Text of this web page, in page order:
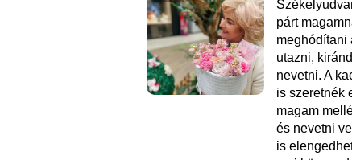
párt
meghódítani
utazni,
nevetni. A
is szeretnék
magam
és nevetni
is